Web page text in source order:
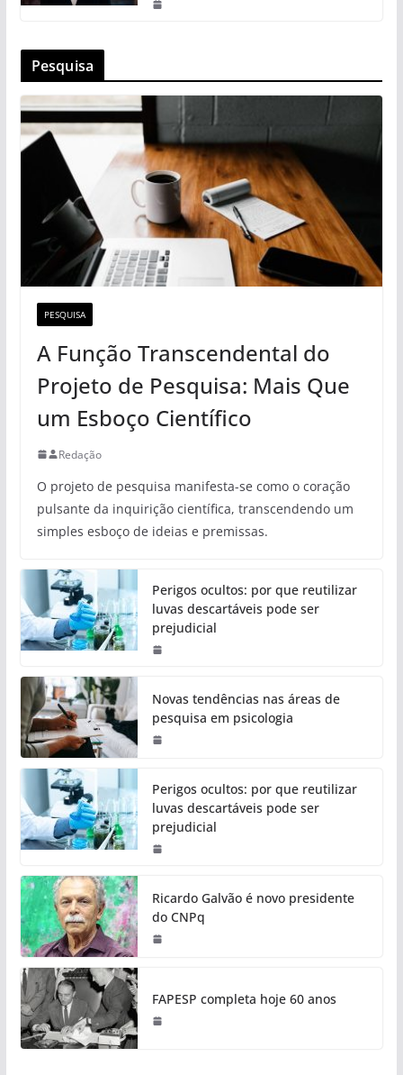
Pesquisa
PESQUISA
A Função Transcendental do
Projeto de Pesquisa: Mais Que
um Esboço Científico
Redação
O projeto de pesquisa manifesta-se como o coração
pulsante da inquirição científica, transcendendo um
simples esboço de ideias e premissas.
Perigos ocultos: por que reutilizar
luvas descartáveis pode ser
prejudicial
Novas tendências nas áreas de
pesquisa em psicologia
Perigos ocultos: por que reutilizar
luvas descartáveis pode ser
prejudicial
Ricardo Galvão é novo presidente
do CNPq
FAPESP completa hoje 60 anos